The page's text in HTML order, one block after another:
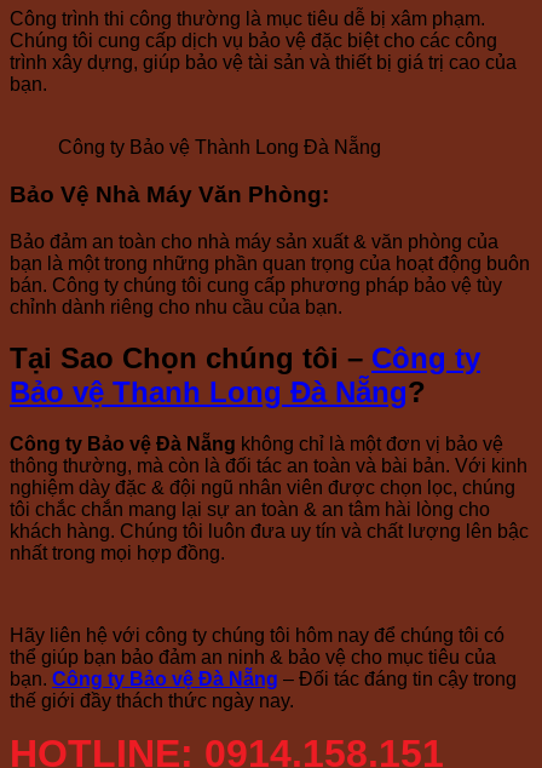
Công trình thi công thường là mục tiêu dễ bị xâm phạm.
Chúng tôi cung cấp dịch vụ bảo vệ đặc biệt cho các công
trình xây dựng, giúp bảo vệ tài sản và thiết bị giá trị cao của
bạn.
Công ty Bảo vệ Thành Long Đà Nẵng
Bảo Vệ Nhà Máy Văn Phòng:
Bảo đảm an toàn cho nhà máy sản xuất & văn phòng của
bạn là một trong những phần quan trọng của hoạt động buôn
bán. Công ty chúng tôi cung cấp phương pháp bảo vệ tùy
chỉnh dành riêng cho nhu cầu của bạn.
Tại Sao Chọn chúng tôi – Công ty
Bảo vệ Thanh Long Đà Nẵng?
Công ty Bảo vệ Đà Nẵng không chỉ là một đơn vị bảo vệ
thông thường, mà còn là đối tác an toàn và bài bản. Với kinh
nghiệm dày đặc & đội ngũ nhân viên được chọn lọc, chúng
tôi chắc chắn mang lại sự an toàn & an tâm hài lòng cho
khách hàng. Chúng tôi luôn đưa uy tín và chất lượng lên bậc
nhất trong mọi hợp đồng.
Hãy liên hệ với công ty chúng tôi hôm nay để chúng tôi có
thể giúp bạn bảo đảm an ninh & bảo vệ cho mục tiêu của
bạn. Công ty Bảo vệ Đà Nẵng – Đối tác đáng tin cậy trong
thế giới đầy thách thức ngày nay.
HOTLINE: 0914.158.151